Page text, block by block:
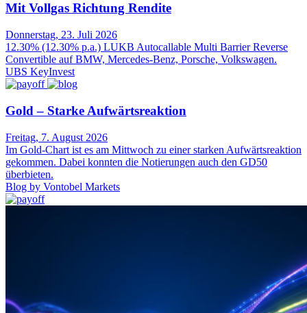
Mit Vollgas Richtung Rendite
Donnerstag, 23. Juli 2026
12.30% (12.30% p.a.) LUKB Autocallable Multi Barrier Reverse
Convertible auf BMW, Mercedes-Benz, Porsche, Volkswagen.
UBS KeyInvest
Gold – Starke Aufwärtsreaktion
Freitag, 7. August 2026
Im Gold-Chart ist es am Mittwoch zu einer starken Aufwärtsreaktion
gekommen. Dabei konnten die Notierungen auch den GD50
überbieten.
Blog by Vontobel Markets